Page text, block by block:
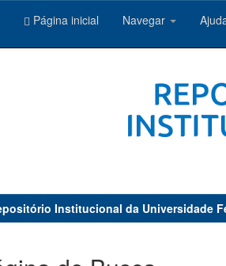
Página inicial Navegar
Institucional da Universidade